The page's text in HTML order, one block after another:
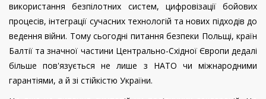
використання безпілотних систем, цифровізації бойових
процесів, інтеграції сучасних технологій та нових підходів до
ведення війни. Тому сьогодні питання безпеки Польщі, країн
Балтії та значної частини Центрально-Східної Європи дедалі
більше пов'язується не лише з НАТО чи міжнародними
гарантіями, а й зі стійкістю України.